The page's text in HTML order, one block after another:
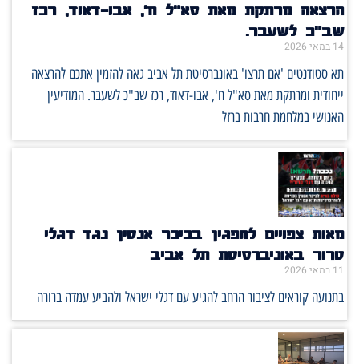
הרצאה מרתקת מאת סא"ל ח', אבו-דאוד, רכז
שב"כ לשעבר.
14 במאי 2026
תא סטודנטים 'אם תרצו' באונברסיטת תל אביב גאה להזמין אתכם להרצאה
ייחודית ומרתקת מאת סא"ל ח', אבו-דאוד, רכז שב"כ לשעבר. המודיעין
האנושי במלחמת חרבות ברזל
מאות צפויים להפגין בכיכר אנטין נגד דגלי
טרור באוניברסיטת תל אביב
11 במאי 2026
בתנועה קוראים לציבור הרחב להגיע עם דגלי ישראל ולהביע עמדה ברורה